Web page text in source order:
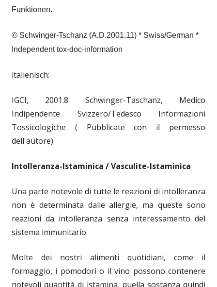
Funktionen.
© Schwinger-Tschanz (A.D.2001.11) * Swiss/German *
Independent tox-doc-information
italienisch:
IGCI, 2001.8 Schwinger-Taschanz, Medico
Indipendente Svizzero/Tedesco Informazioni
Tossicologiche ( Pubblicate con il permesso
dell'autore)
Intolleranza-Istaminica / Vasculite-Istaminica
Una parte notevole di tutte le reazioni di intolleranza
non è determinata dalle allergie, ma queste sono
reazioni da intolleranza senza interessamento del
sistema immunitario.
Molte dei nostri alimenti quotidiani, come il
formaggio, i pomodori o il vino possono contenere
notevoli quantità di istamina, quella sostanza quindi